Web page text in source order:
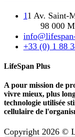
11 Av. Saint-
98 000
+33 (0) 1 88
LifeSpan Plus
A pour mission de
vivre mieux, plus
technologie utilisée
cellulaire de
Copyright 2026 ©